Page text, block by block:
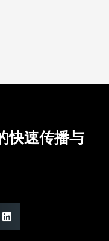
快速传播与